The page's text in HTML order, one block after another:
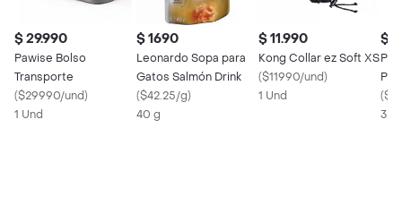
$ 29.990
Pawise Bolso
Transporte
($29990/und)
1 Und
$ 1690
Leonardo Sopa para
Gatos Salmón Drink
($42.25/g)
40 g
$ 11.990
Kong Collar ez Soft XS
($11990/und)
1 Und
$
Pro
(
3 g